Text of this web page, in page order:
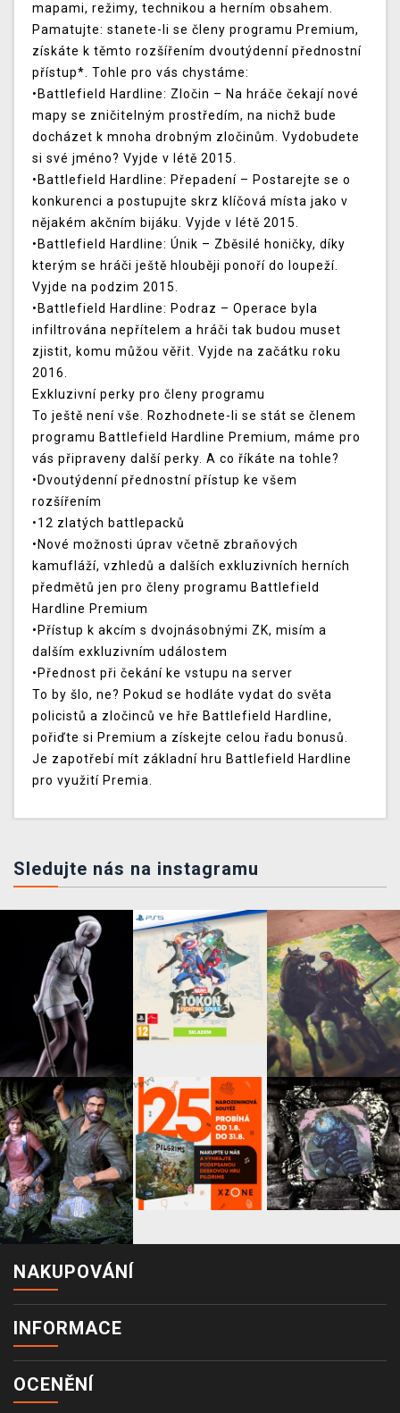
mapami, režimy, technikou a herním obsahem.
Pamatujte: stanete-li se členy programu Premium,
získáte k těmto rozšířením dvoutýdenní přednostní
přístup*. Tohle pro vás chystáme:
•Battlefield Hardline: Zločin – Na hráče čekají nové
mapy se zničitelným prostředím, na nichž bude
docházet k mnoha drobným zločinům. Vydobudete
si své jméno? Vyjde v létě 2015.
•Battlefield Hardline: Přepadení – Postarejte se o
konkurenci a postupujte skrz klíčová místa jako v
nějakém akčním bijáku. Vyjde v létě 2015.
•Battlefield Hardline: Únik – Zběsilé honičky, díky
kterým se hráči ještě hlouběji ponoří do loupeží.
Vyjde na podzim 2015.
•Battlefield Hardline: Podraz – Operace byla
infiltrována nepřítelem a hráči tak budou muset
zjistit, komu můžou věřit. Vyjde na začátku roku
2016.
Exkluzivní perky pro členy programu
To ještě není vše. Rozhodnete-li se stát se členem
programu Battlefield Hardline Premium, máme pro
vás připraveny další perky. A co říkáte na tohle?
•Dvoutýdenní přednostní přístup ke všem
rozšířením
•12 zlatých battlepacků
•Nové možnosti úprav včetně zbraňových
kamufláží, vzhledů a dalších exkluzivních herních
předmětů jen pro členy programu Battlefield
Hardline Premium
•Přístup k akcím s dvojnásobnými ZK, misím a
dalším exkluzivním událostem
•Přednost při čekání ke vstupu na server
To by šlo, ne? Pokud se hodláte vydat do světa
policistů a zločinců ve hře Battlefield Hardline,
pořiďte si Premium a získejte celou řadu bonusů.
Je zapotřebí mít základní hru Battlefield Hardline
pro využití Premia.
Sledujte nás na instagramu
NAKUPOVÁNÍ
INFORMACE
OCENĚNÍ